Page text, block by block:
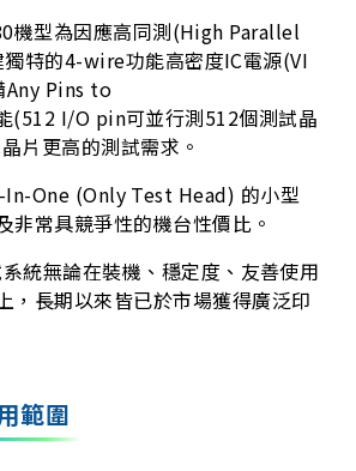
機型為因應高同測(High Parallel
特的4-wire功能高密度IC電源(VI
Any Pins to
(512 I/O pin可並行測512個測試晶
片更高的測試需求。
One (Only Test Head) 的小型
非常具競爭性的機台性價比。
統無論在裝機、穩定度、友善使用
，長期以來皆已於市場獲得廣泛印
範圍